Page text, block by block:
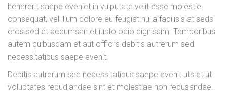
hendrerit saepe eveniet in vulputate velit esse molestie
consequat, vel illum dolore eu feugiat nulla facilisis at seds
eros sed et accumsan et iusto odio dignissim. Temporibus
autem quibusdam et aut officiis debitis autrerum sed
necessitatibus saepe evenit.
Debitis autrerum sed necessitatibus saepe evenit uts et ut
voluptates repudiandae sint et molestiae non recusandae.